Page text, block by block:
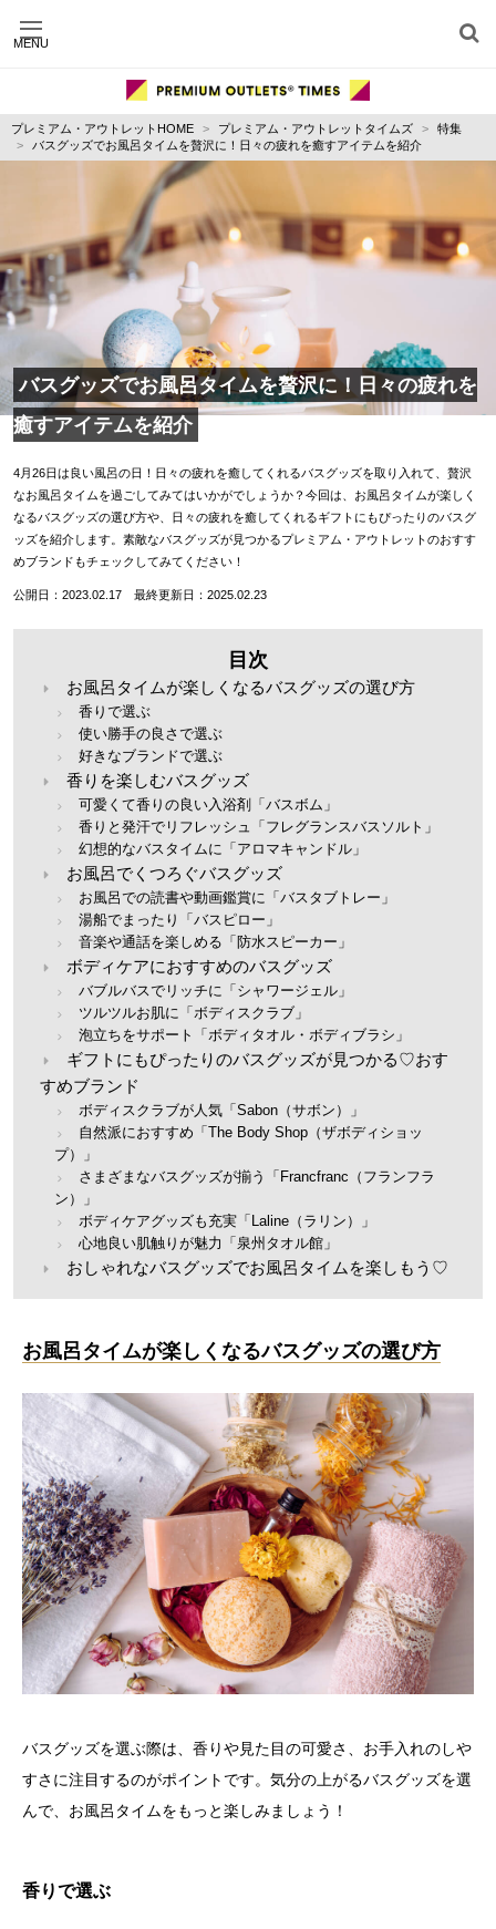
MENU
施設別に記事を探す
運営会社
利用規約
プレミアム・アウトレットHOME プレミアム・アウトレットタイムズ
特集
バスグッズでお風呂タイムを贅沢に！日々の疲れを癒すアイテムを紹介
バスグッズでお風呂タイムを贅沢に！日々の疲れを
癒すアイテムを紹介
4月26日は良い風呂の日！日々の疲れを癒してくれるバスグッズを取り入れて、贅沢
なお風呂タイムを過ごしてみてはいかがでしょうか？今回は、お風呂タイムが楽しく
なるバスグッズの選び方や、日々の疲れを癒してくれるギフトにもぴったりのバスグ
ッズを紹介します。素敵なバスグッズが見つかるプレミアム・アウトレットのおすす
めブランドもチェックしてみてください！
公開日：2023.02.17 最終更新日：2025.02.23
目次
お風呂タイムが楽しくなるバスグッズの選び方
香りで選ぶ
使い勝手の良さで選ぶ
好きなブランドで選ぶ
香りを楽しむバスグッズ
可愛くて香りの良い入浴剤「バスボム」
香りと発汗でリフレッシュ「フレグランスバスソルト」
幻想的なバスタイムに「アロマキャンドル」
お風呂でくつろぐバスグッズ
お風呂での読書や動画鑑賞に「バスタブトレー」
湯船でまったり「バスピロー」
音楽や通話を楽しめる「防水スピーカー」
ボディケアにおすすめのバスグッズ
バブルバスでリッチに「シャワージェル」
ツルツルお肌に「ボディスクラブ」
泡立ちをサポート「ボディタオル・ボディブラシ」
ギフトにもぴったりのバスグッズが見つかる♡おす
すめブランド
ボディスクラブが人気「Sabon（サボン）」
自然派におすすめ「The Body Shop（ザボディショッ
プ）」
さまざまなバスグッズが揃う「Francfranc（フランフラ
ン）」
ボディケアグッズも充実「Laline（ラリン）」
心地良い肌触りが魅力「泉州タオル館」
おしゃれなバスグッズでお風呂タイムを楽しもう♡
お風呂タイムが楽しくなるバスグッズの選び方
バスグッズを選ぶ際は、香りや見た目の可愛さ、お手入れのしや
すさに注目するのがポイントです。気分の上がるバスグッズを選
んで、お風呂タイムをもっと楽しみましょう！
香りで選ぶ